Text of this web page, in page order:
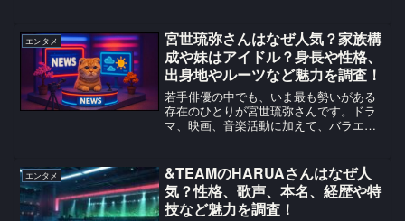
ーズン、多くの人の朝を支えてくれそう
なのがMrs. GR...
エンタメ
宮世琉弥さんはなぜ人気？家族構
成や妹はアイドル？身長や性格、
出身地やルーツなど魅力を調査！
若手俳優の中でも、いま最も勢いがある
存在のひとりが宮世琉弥さんです。ドラ
マ、映画、音楽活動に加えて、バラエテ
事では、宮世琉弥さんがなぜ人気なのか
を中心に、家族構成、妹の...
エンタメ
&TEAMのHARUAさんはなぜ人
気？性格、歌声、本名、経歴や特
技など魅力を調査！